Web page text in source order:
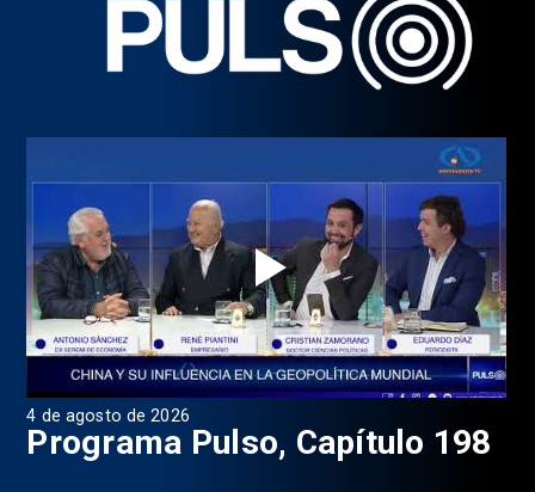
4 de agosto de 2026
Programa Pulso, Capítulo 198